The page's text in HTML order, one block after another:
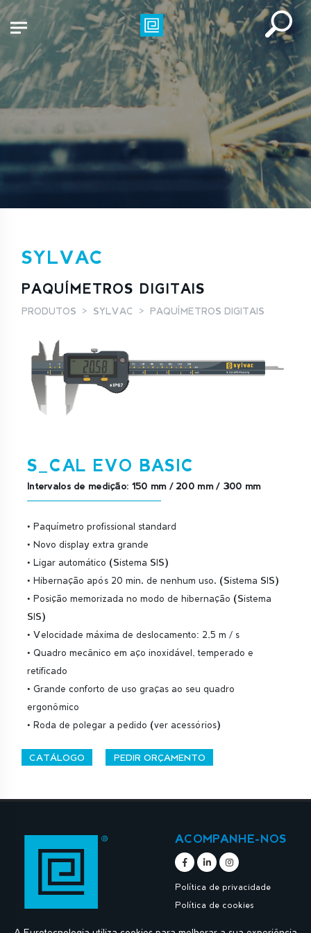
SYLVAC
PAQUÍMETROS DIGITAIS
PRODUTOS SYLVAC PAQUÍMETROS DIGITAIS
S_CAL EVO BASIC
Intervalos de medição: 150 mm / 200 mm / 300 mm
• Paquímetro profissional standard
• Novo display extra grande
• Ligar automático (Sistema SIS)
• Hibernação após 20 min. de nenhum uso. (Sistema SIS)
• Posição memorizada no modo de hibernação (Sistema
SIS)
• Velocidade máxima de deslocamento: 2,5 m / s
• Quadro mecânico em aço inoxidável, temperado e
retificado
• Grande conforto de uso graças ao seu quadro
ergonômico
• Roda de polegar a pedido (ver acessórios)
CATÁLOGO PEDIR ORÇAMENTO
ACOMPANHE-NOS
Política de privacidade
Política de cookies